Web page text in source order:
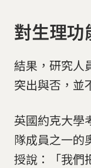
對生理
結果，研究人
突出與否，並
英國約克大學
隊成員之一
授說：「我們